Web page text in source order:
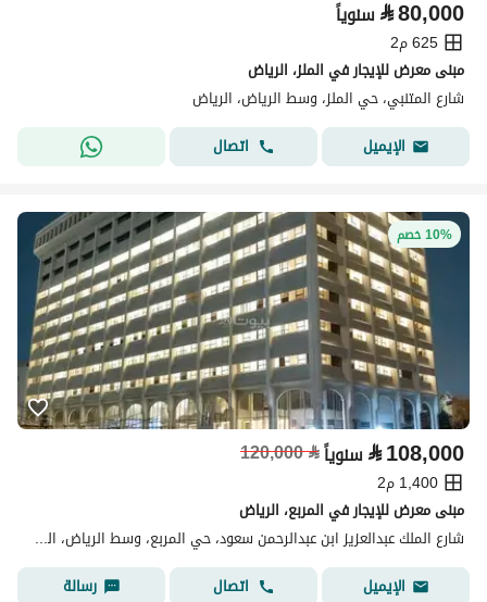
⃁80,000 سنوياً
625 م2
مبنى معرض للإيجار في الملز، الرياض
شارع المتنبي، حي الملز، وسط الرياض، الرياض
الإيميل
اتصال
10% خصم
⃁108,000 سنوياً⃁
120,000
1,400 م2
مبنى معرض للإيجار في المربع، الرياض
شارع الملك عبدالعزيز ابن عبدالرحمن سعود، حي المربع، وسط الرياض، الرياض
الإيميل
اتصال رسالة